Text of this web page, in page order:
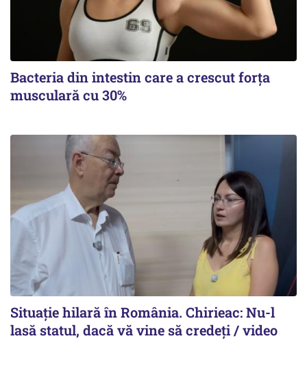
Bacteria din intestin care a crescut forța
musculară cu 30%
Situație hilară în România. Chirieac: Nu-l
lasă statul, dacă vă vine să credeți / video